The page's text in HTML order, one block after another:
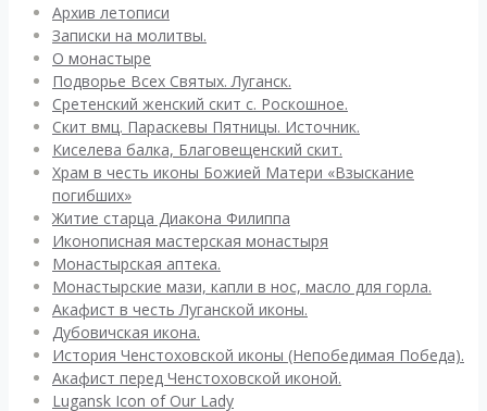
Архив летописи
Записки на молитвы.
О монастыре
Подворье Всех Святых. Луганск.
Сретенский женский скит с. Роскошное.
Скит вмц. Параскевы Пятницы. Источник.
Киселева балка, Благовещенский скит.
Храм в честь иконы Божией Матери «Взыскание
погибших»
Житие старца Диакона Филиппа
Иконописная мастерская монастыря
Монастырская аптека.
Монастырские мази, капли в нос, масло для горла.
Акафист в честь Луганской иконы.
Дубовичская икона.
История Ченстоховской иконы (Непобедимая Победа).
Акафист перед Ченстоховской иконой.
Lugansk Icon of Our Lady